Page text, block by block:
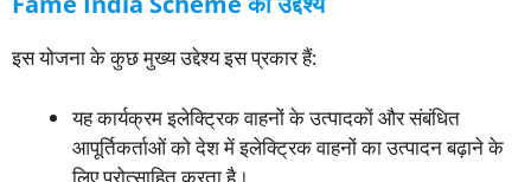
इस योजना के कुछ मुख्य उद्देश्य इस प्रकार हैं:
यह कार्यक्रम इलेक्ट्रिक वाहनों के उत्पादकों और संबंधित
आपूर्तिकर्ताओं को देश में इलेक्ट्रिक वाहनों का उत्पादन बढ़ाने के
लिए प्रोत्साहित करता है।